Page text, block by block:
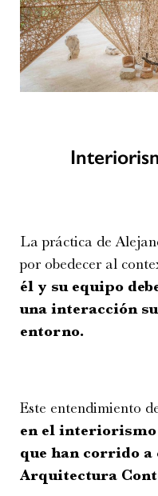
La práctica de
por obedecer al
él y su equipo
una interacción
entorno.
Este entendimiento
en el interiorismo
que han corrido a
Arquitectura